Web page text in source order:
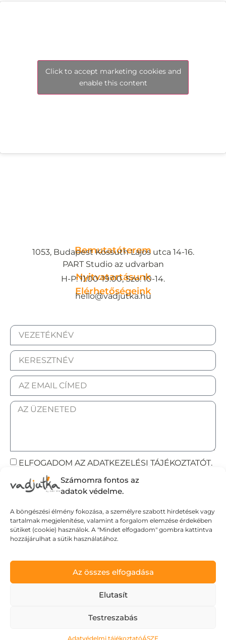
Számomra fontos az
adatok védelme.
A böngészési élmény fokozása, a személyre szabott hirdetések vagy
tartalmak megjelenítése, valamint a forgalom elemzése érdekében
sütiket (cookie) használok. A "Mindet elfogadom" gombra kattintva
hozzájárulhat a sütik használatához.
Az összes elfogadása
Elutasít
Testreszabás
Adatvédelmi tájékoztatóÁSZF
Click to accept marketing cookies and
enable this content
Bemutatóterem
1053, Budapest Kossuth Lajos utca 14-16.
PART Studio az udvarban
Nyitvatartásunk
H-P: 11:00-19:00, Szo: 10-14.
Elérhetőségeink
hello@vadjutka.hu
ELFOGADOM AZ ADATKEZELÉSI TÁJÉKOZTATÓT.
Elküldöm
Adatvédelmi tájékoztató
Általános Szerződési Feltételek
© Wild Judit. Minden jog fenntartva.